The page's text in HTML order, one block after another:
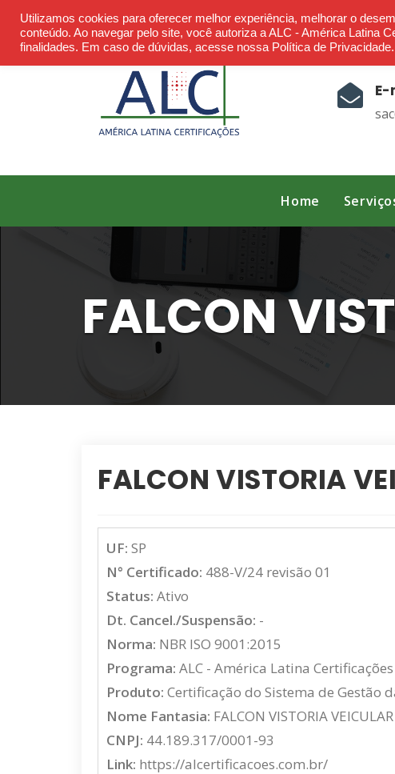
content
Home
FALCON
FALCON VISTORIA
UF: SP
N° Certificado: 488-V/24 revisão 01
Status: Ativo
Dt. Cancel./Suspensão: -
Norma: NBR ISO 9001:2015
Programa: ALC - América Latina Certificações
Produto: Certificação do Sistema de Gestão
Nome Fantasia: FALCON VISTORIA
CNPJ: 44.189.317/0001-93
Link: https://alcertificacoes.com.br/
Utilizamos cookies para oferecer melhor experiência, melhorar o
conteúdo. Ao navegar pelo site, você autoriza a ALC - América Latina
finalidades. Em caso de dúvidas, acesse nossa Política de Privacidade.